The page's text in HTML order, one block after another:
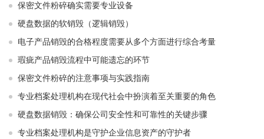
保密文件粉碎确实需要专业设备
硬盘数据的软销毁（逻辑销毁）
电子产品销毁的合格程度需要从多个方面进行综合考量
瑕疵产品销毁流程中可能遗忘的环节
保密文件粉碎的注意事项与实践指南
专业档案处理机构在现代社会中扮演着至关重要的角色
硬盘数据销毁：确保公司安全性和可靠性的关键步骤
专业档案处理机构是守护企业信息资产的守护者